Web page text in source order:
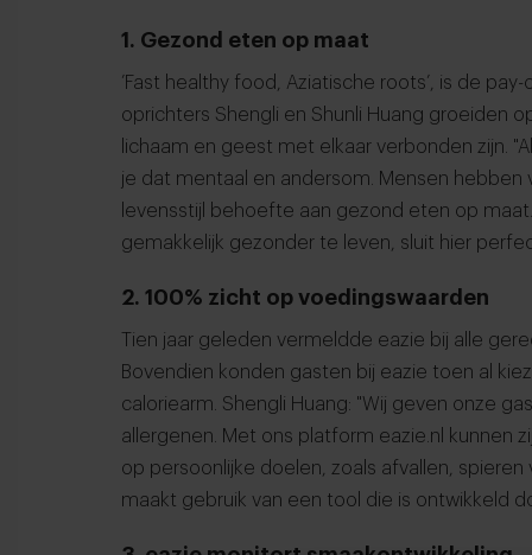
1. Gezond eten op maat
’Fast healthy food, Aziatische roots’, is de
oprichters Shengli en Shunli Huang groeiden
lichaam en geest met elkaar verbonden zijn.
je dat mentaal en andersom. Mensen hebben
levensstijl behoefte aan gezond eten op
gemakkelijk gezonder te leven, sluit hier
2. 100% zicht op voedingswaarden
Tien jaar geleden vermeldde eazie bij alle
Bovendien konden gasten bij eazie toen al
caloriearm. Shengli Huang: "Wij geven onze
allergenen. Met ons platform eazie.nl kunnen
op persoonlijke doelen, zoals afvallen,
maakt gebruik van een tool die is ontwikkeld